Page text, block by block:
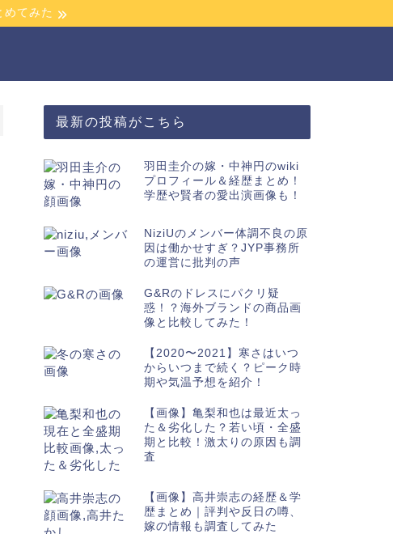
めてみた
ジャニーズ
【すこジャニ】CHAMPONのメンバ
ーまとめ｜由来や関係性、ファンの
2020年12月12日
最新の投稿がこちら
羽田圭介の嫁・中神円のwiki
プロフィール＆経歴まとめ！
学歴や賢者の愛出演画像も！
NiziUのメンバー体調不良の原
因は働かせすぎ？JYP事務所
の運営に批判の声
G&Rのドレスにパクリ疑
惑！？海外ブランドの商品画
像と比較してみた！
【2020〜2021】寒さはいつ
からいつまで続く？ピーク時
期や気温予想を紹介！
【画像】亀梨和也は最近太っ
た＆劣化した？若い頃・全盛
期と比較！激太りの原因も調
査
【画像】高井崇志の経歴＆学
歴まとめ｜評判や反日の噂、
嫁の情報も調査してみた